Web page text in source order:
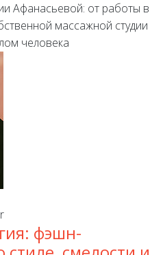
Афанасьевой: от работы в
массажной студии
человека
фэшн-